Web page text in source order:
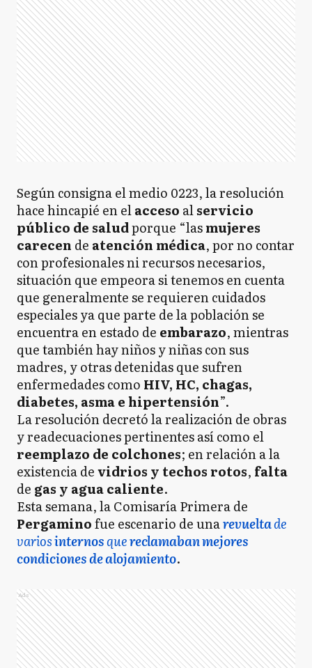
Según consigna el medio 0223, la resolución
hace hincapié en elacceso alservicio
público de saludporque “lasmujeres
carecen de atención médica, por no contar
con profesionales ni recursos necesarios,
situación que empeora si tenemos en cuenta
que generalmente se requieren cuidados
especiales ya que parte de la población se
encuentra en estado de embarazo, mientras
que también hay niños y niñas con sus
madres, y otras detenidas que sufren
enfermedades como HIV, HC, chagas,
diabetes, asma e hipertensión”.
La resolución decretó la realización de obras
y readecuaciones pertinentes así como el
reemplazo de colchones; en relación a la
existencia devidrios y techos rotos, falta
de gas y agua caliente.
Esta semana, la Comisaría Primera de
Pergaminofue escenario de unarevueltade
variosinternosquereclamaban mejores
condiciones de alojamiento.
Ads